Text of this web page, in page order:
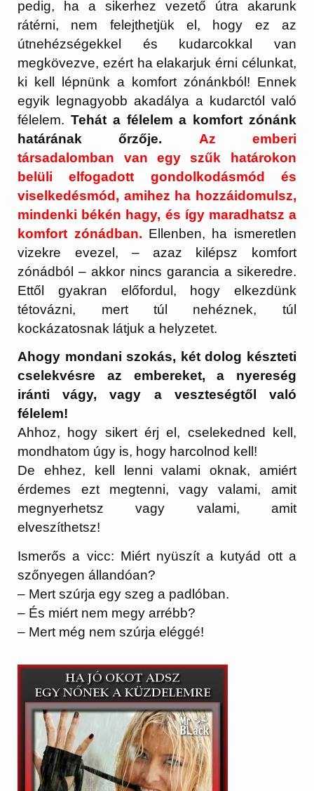
pedig, ha a sikerhez vezető útra akarunk
rátérni, nem felejthetjük el, hogy ez az
útnehézségekkel és kudarcokkal van
megkövezve, ezért ha elakarjuk érni célunkat,
ki kell lépnünk a komfort zónánkból! Ennek
egyik legnagyobb akadálya a kudarctól való
félelem. Tehát a félelem a komfort zónánk
határának őrzője.
Az emberi
társadalomban van egy szűk határokon
belüli elfogadott gondolkodásmód és
viselkedésmód, amihez ha hozzáidomulsz,
mindenki békén hagy, és így maradhatsz a
komfort zónádban. Ellenben, ha ismeretlen
vizekre evezel, – azaz kilépsz komfort
zónádból – akkor nincs garancia a sikeredre.
Ettől gyakran előfordul, hogy elkezdünk
tétovázni, mert túl nehéznek, túl
kockázatosnak látjuk a helyzetet.
Ahogy mondani szokás, két dolog készteti
cselekvésre az embereket, a nyereség
iránti vágy, vagy a veszteségtől való
félelem!
Ahhoz, hogy sikert érj el, cselekedned kell,
mondhatom úgy is, hogy harcolnod kell!
De ehhez, kell lenni valami oknak, amiért
érdemes ezt megtenni, vagy valami, amit
megnyerhetsz vagy valami, amit
elveszíthetsz!
Ismerős a vicc: Miért nyüszít a kutyád ott a
szőnyegen állandóan?
– Mert szúrja egy szeg a padlóban.
– És miért nem megy arrébb?
– Mert még nem szúrja eléggé!